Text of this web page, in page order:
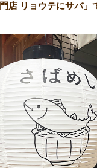
門店 リョウテにサバ